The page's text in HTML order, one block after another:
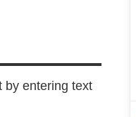
by entering text